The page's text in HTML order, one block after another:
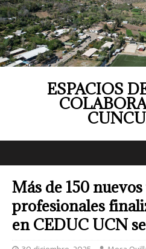
ESPACIOS
Más de 150
profesionales
en CEDUC UCN